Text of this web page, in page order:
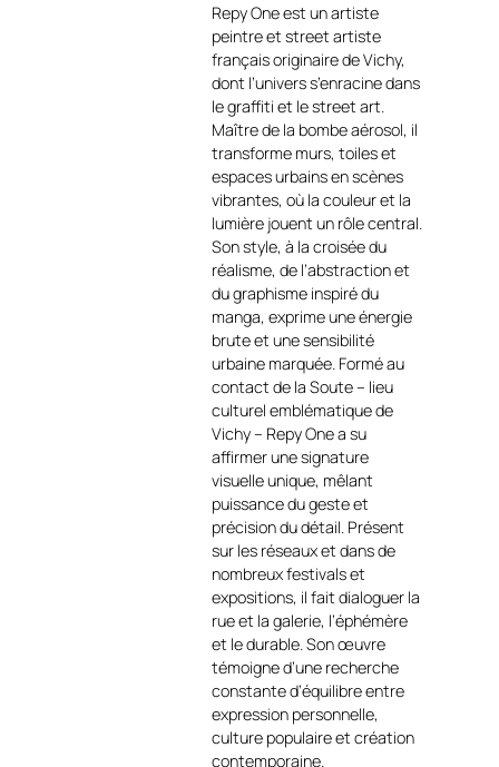
distingue par sa puissance
visuelle, son échelle affirmée
et son dialogue entre
héritage classique et langage
street art. La figure centrale,
inspirée de la statuaire
antique, est traitée dans une
palette de bleus intenses,
fragmentée par des gestes
picturaux dynamiques qui
semblent traverser la
matière. Le contraste avec le
fond rouge vibrant accentue
la tension entre immobilité
sculpturale et énergie
contemporaine, signature du
travail de Repy One
https://art-et-
culture.ch/categorie-
produit/artiste-peintre-
contemporain-francais/repy-
one/. Le choix duplexiglas
anti-UVconfère à l’œuvre
une profondeur et une
luminosité remarquables,
tout en assurant une
excellente stabilité dans le
temps. Par sonformat
monumental de 100 × 150
cm,Nymphes’impose comme
une œuvre de caractère,
pensée pour des espaces
Repy One est un artiste
peintre et street artiste
français originaire de Vichy,
dont l’univers s’enracine dans
le graffiti et le street art.
Maître de la bombe aérosol, il
transforme murs, toiles et
espaces urbains en scènes
vibrantes, où la couleur et la
lumière jouent un rôle central.
Son style, à la croisée du
réalisme, de l’abstraction et
du graphisme inspiré du
manga, exprime une énergie
brute et une sensibilité
urbaine marquée. Formé au
contact de la Soute – lieu
culturel emblématique de
Vichy – Repy One a su
affirmer une signature
visuelle unique, mêlant
puissance du geste et
précision du détail. Présent
sur les réseaux et dans de
nombreux festivals et
expositions, il fait dialoguer la
rue et la galerie, l’éphémère
et le durable. Son œuvre
témoigne d’une recherche
constante d’équilibre entre
expression personnelle,
culture populaire et création
contemporaine.